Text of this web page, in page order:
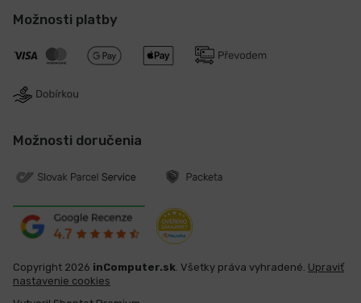
Možnosti platby
Možnosti doručenia
Copyright 2026 inComputer.sk. Všetky práva vyhradené. Upraviť
nastavenie cookies